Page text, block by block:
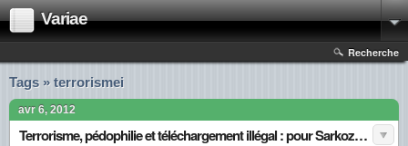
Variae
Recherche
Tags » terrorismei
avr 6, 2012
Terrorisme, pédophilie et téléchargement illégal : pour Sarkozy, même combat !